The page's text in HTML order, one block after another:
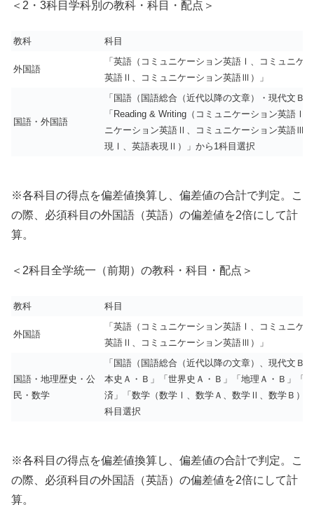
＜2・3科目学科別の教科・科目・配点＞
教科 科目
外国語
「英語（コミュニケーション英語Ⅰ、コミュニケ
英語Ⅱ、コミュニケーション英語Ⅲ）」
国語・外国語
「国語（国語総合（近代以降の文章）・現代文Ｂ
「Reading & Writing（コミュニケーション英語Ⅰ
ニケーション英語Ⅱ、コミュニケーション英語Ⅲ
現Ⅰ、英語表現Ⅱ）」から1科目選択
※各科目の得点を偏差値換算し、偏差値の合計で判定。こ
の際、必須科目の外国語（英語）の偏差値を2倍にして計
算。
＜2科目全学統一（前期）の教科・科目・配点＞
教科 科目
外国語
「英語（コミュニケーション英語Ⅰ、コミュニケ
英語Ⅱ、コミュニケーション英語Ⅲ）」
国語・地理歴史・公
民・数学
「国語（国語総合（近代以降の文章）、現代文Ｂ
本史Ａ・Ｂ」「世界史Ａ・Ｂ」「地理Ａ・Ｂ」「
済」「数学（数学Ⅰ、数学Ａ、数学Ⅱ、数学Ｂ）
科目選択
※各科目の得点を偏差値換算し、偏差値の合計で判定。こ
の際、必須科目の外国語（英語）の偏差値を2倍にして計
算。